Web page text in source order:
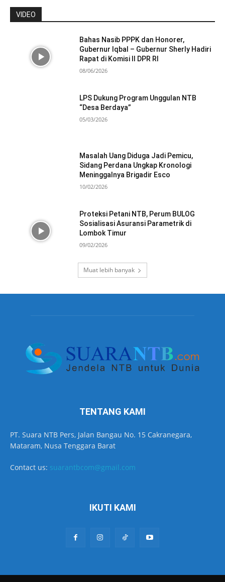
VIDEO
Bahas Nasib PPPK dan Honorer,
Gubernur Iqbal – Gubernur Sherly Hadiri
Rapat di Komisi II DPR RI
08/06/2026
LPS Dukung Program Unggulan NTB
“Desa Berdaya”
05/03/2026
Masalah Uang Diduga Jadi Pemicu,
Sidang Perdana Ungkap Kronologi
Meninggalnya Brigadir Esco
10/02/2026
Proteksi Petani NTB, Perum BULOG
Sosialisasi Asuransi Parametrik di
Lombok Timur
09/02/2026
Muat lebih banyak
TENTANG KAMI
PT. Suara NTB Pers, Jalan Bangau No. 15 Cakranegara,
Mataram, Nusa Tenggara Barat
Contact us: suarantbcom@gmail.com
IKUTI KAMI